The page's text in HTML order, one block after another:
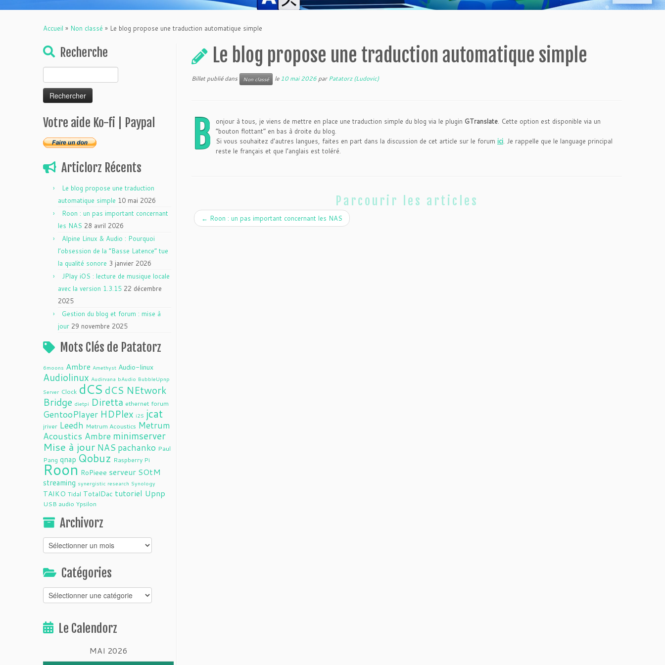
Accueil » Non classé » Le blog propose une traduction automatique simple
Recherche
Votre aide Ko-fi | Paypal
Articlorz Récents
Le blog propose une traduction
automatique simple 10 mai 2026
Roon : un pas important concernant
les NAS 28 avril 2026
Alpine Linux & Audio : Pourquoi
l’obsession de la “Basse Latence” tue
la qualité sonore 3 janvier 2026
JPlay iOS : lecture de musique locale
avec la version 1.3.15 22 décembre
2025
Gestion du blog et forum : mise à
jour 29 novembre 2025
Mots Clés de Patatorz
6moons Ambre Amethyst Audio-linux
Audiolinux Audirvana bAudio BubbleUpnp
Server Clock dCS dCS NEtwork
Bridge dietpi Diretta ethernet forum
GentooPlayer HDPlex i2S jcat
jriver Leedh Metrum Acoustics Metrum
Acoustics Ambre minimserver
Mise à jour NAS pachanko Paul
Pang qnap Qobuz Raspberry Pi
Roon RoPieee serveur SOtM
streaming synergistic research Synology
TAIKO Tidal TotalDac tutoriel Upnp
USB audio Ypsilon
Archivorz
Archivorz
Catégories
Catégories
Le Calendorz
MAI 2026
Le blog propose une traduction automatique simple
Billet publié dans Non classé le10 mai 2026 parPatatorz (Ludovic)
B onjour à tous, je viens de mettre en place une traduction simple du blog via le plugin GTranslate. Cette option est disponible via un
“bouton flottant” en bas à droite du blog.
Si vous souhaitez d’autres langues, faites en part dans la discussion de cet article sur le forum ici. Je rappelle que le language principal
reste le français et que l’anglais est toléré.
Parcourir les articles
← Roon : un pas important concernant les NAS